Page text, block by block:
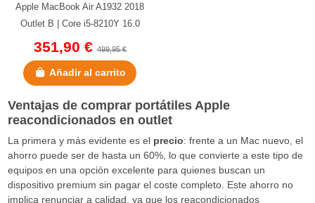
Apple MacBook Air A1932 2018
Outlet B | Core i5-8210Y 16.0
GHz | 256 GB NVMe |16 GB...
351,90 €499,95 €
Añadir al carrito
Ventajas de comprar portátiles Apple
reacondicionados en outlet
La primera y más evidente es el precio: frente a un Mac nuevo, el
ahorro puede ser de hasta un 60%, lo que convierte a este tipo de
equipos en una opción excelente para quienes buscan un
dispositivo premium sin pagar el coste completo. Este ahorro no
implica renunciar a calidad, ya que los reacondicionados